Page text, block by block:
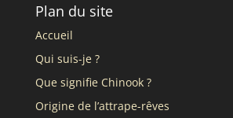
Plan du site
Accueil
Qui suis-je ?
Que signifie Chinook ?
Origine de l’attrape-rêves